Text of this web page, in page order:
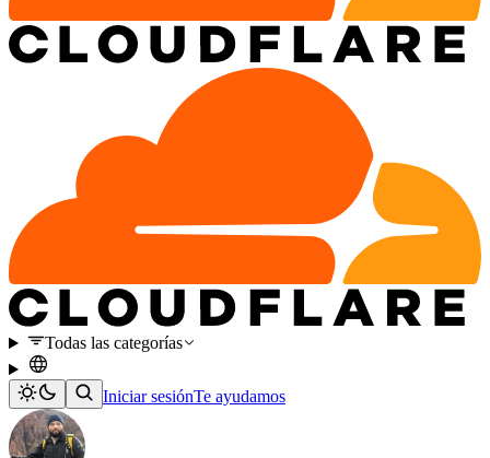
Todas las categorías
Iniciar sesiónTe ayudamos